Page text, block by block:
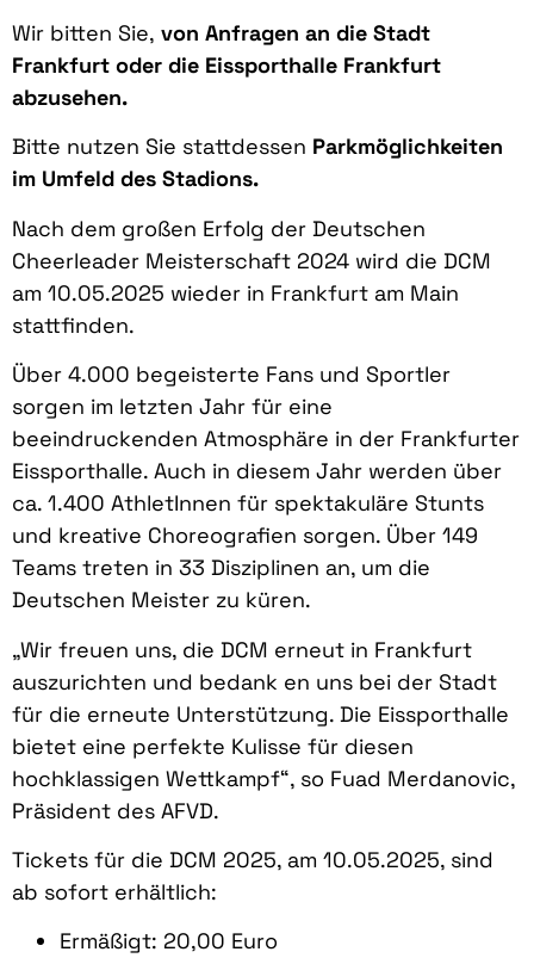
Wir bitten Sie, von Anfragen an die Stadt
Frankfurt oder die Eissporthalle Frankfurt
abzusehen.
Bitte nutzen Sie stattdessen Parkmöglichkeiten
im Umfeld des Stadions.
Nach dem großen Erfolg der Deutschen
Cheerleader Meisterschaft 2024 wird die DCM
am 10.05.2025 wieder in Frankfurt am Main
stattfinden.
Über 4.000 begeisterte Fans und Sportler
sorgen im letzten Jahr für eine
beeindruckenden Atmosphäre in der Frankfurter
Eissporthalle. Auch in diesem Jahr werden über
ca. 1.400 AthletInnen für spektakuläre Stunts
und kreative Choreografien sorgen. Über 149
Teams treten in 33 Disziplinen an, um die
Deutschen Meister zu küren.
„Wir freuen uns, die DCM erneut in Frankfurt
auszurichten und bedank en uns bei der Stadt
für die erneute Unterstützung. Die Eissporthalle
bietet eine perfekte Kulisse für diesen
hochklassigen Wettkampf“, so Fuad Merdanovic,
Präsident des AFVD.
Tickets für die DCM 2025, am 10.05.2025, sind
ab sofort erhältlich:
Ermäßigt: 20,00 Euro